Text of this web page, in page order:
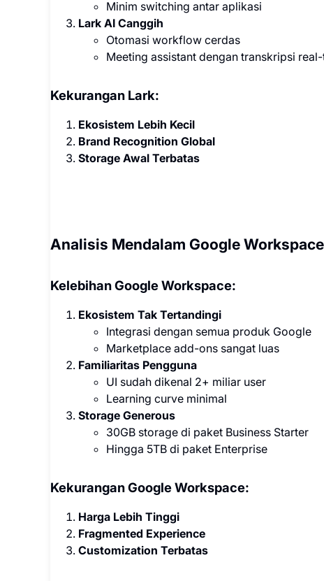
Minim switching antar aplikasi
Lark AI Canggih
Otomasi workflow cerdas
Meeting assistant dengan transkripsi
Kekurangan Lark:
Ekosistem Lebih Kecil
Brand Recognition Global
Storage Awal Terbatas
Analisis Mendalam Google Workspace
Kelebihan Google Workspace:
Ekosistem Tak Tertandingi
Integrasi dengan semua produk Google
Marketplace add-ons sangat luas
Familiaritas Pengguna
UI sudah dikenal 2+ miliar user
Learning curve minimal
Storage Generous
30GB storage di paket Business Starter
Hingga 5TB di paket Enterprise
Kekurangan Google Workspace:
Harga Lebih Tinggi
Fragmented Experience
Customization Terbatas